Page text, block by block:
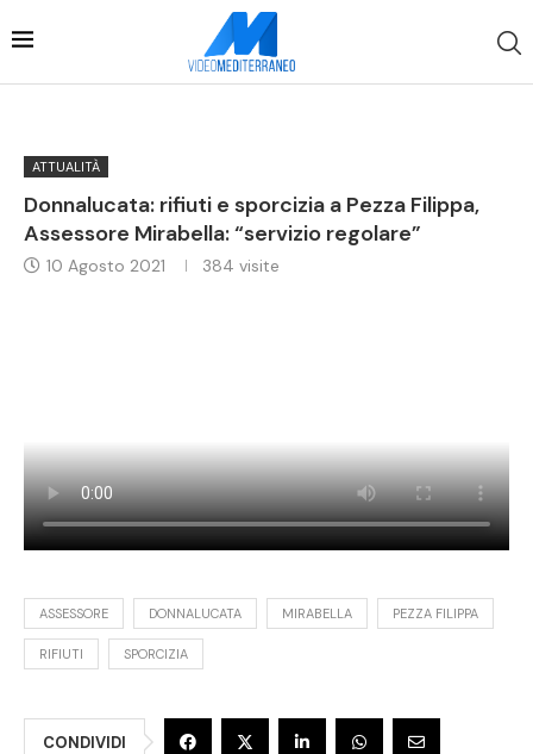
ATTUALITÀ
Donnalucata: rifiuti e sporcizia a Pezza Filippa,
Assessore Mirabella: “servizio regolare”
10 Agosto 2021 384 visite
ASSESSORE DONNALUCATA MIRABELLA PEZZA FILIPPA
RIFIUTI SPORCIZIA
CONDIVIDI